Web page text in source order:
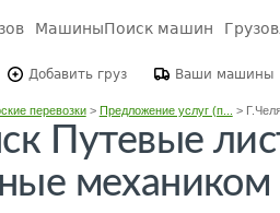
МашиныПоиск машин
Добавить груз Ваши машины
перевозки> Предложение услуг (п... >
Путевые
механиком